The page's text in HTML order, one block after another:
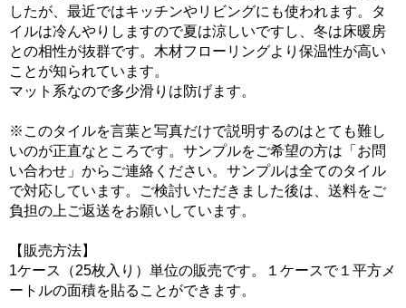
したが、最近ではキッチンやリビングにも使われます。タ
イルは冷んやりしますので夏は涼しいですし、冬は床暖房
との相性が抜群です。木材フローリングより保温性が高い
ことが知られています。
マット系なので多少滑りは防げます。
※このタイルを言葉と写真だけで説明するのはとても難し
いのが正直なところです。サンプルをご希望の方は「お問
い合わせ」からご連絡ください。サンプルは全てのタイル
で対応しています。ご検討いただきました後は、送料をご
負担の上ご返送をお願いしています。
【販売方法】
1ケース（25枚入り）単位の販売です。１ケースで１平方メ
ートルの面積を貼ることができます。